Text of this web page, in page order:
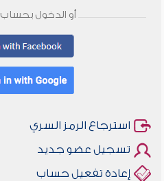
أو الدخول بحساب
استرجاع الرمز السري
تسجيل عضو جديد
إعادة تفعيل حساب